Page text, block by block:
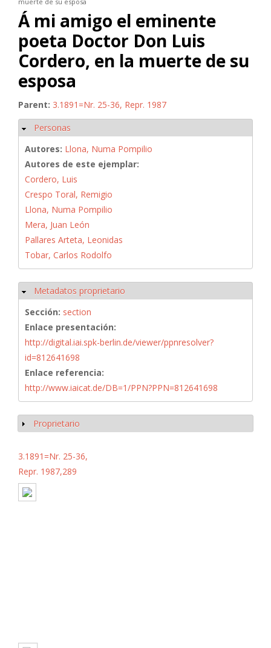
Á mi amigo el eminente
poeta Doctor Don Luis
Cordero, en la muerte de su
esposa
Parent: 3.1891=Nr. 25-36, Repr. 1987
Ocultar
Personas
Autores: Llona, Numa Pompilio
Autores de este ejemplar:
Cordero, Luis
Crespo Toral, Remigio
Llona, Numa Pompilio
Mera, Juan León
Pallares Arteta, Leonidas
Tobar, Carlos Rodolfo
Ocultar
Metadatos proprietario
Sección: section
Enlace presentación:
http://digital.iai.spk-berlin.de/viewer/ppnresolver?
id=812641698
Enlace referencia:
http://www.iaicat.de/DB=1/PPN?PPN=812641698
Mostrar
Proprietario
3.1891=Nr. 25-36,
Repr. 1987,289